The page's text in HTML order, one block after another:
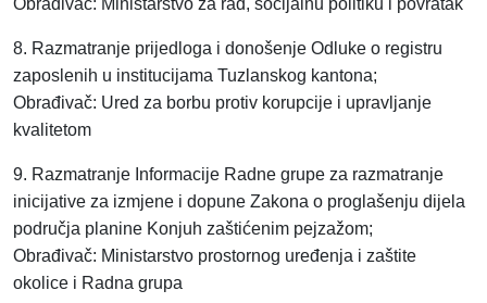
Obrađivač: Ministarstvo za rad, socijalnu politiku i povratak
8. Razmatranje prijedloga i donošenje Odluke o registru
zaposlenih u institucijama Tuzlanskog kantona;
Obrađivač: Ured za borbu protiv korupcije i upravljanje
kvalitetom
9. Razmatranje Informacije Radne grupe za razmatranje
inicijative za izmjene i dopune Zakona o proglašenju dijela
područja planine Konjuh zaštićenim pejzažom;
Obrađivač: Ministarstvo prostornog uređenja i zaštite
okolice i Radna grupa